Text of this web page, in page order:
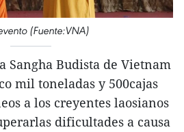
(Fuente:VNA)
Sangha Budista de Vietnam
mil toneladas y 500cajas
a los creyentes laosianos
dificultades a causa